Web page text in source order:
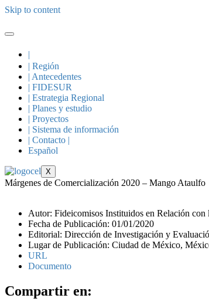
Skip to content
|
| Región
| Antecedentes
| FIDESUR
| Estrategia Regional
| Planes y estudio
| Proyectos
| Sistema de información
| Contacto |
Español
X
Márgenes de Comercialización 2020 – Mango Ataulfo
Autor: Fideicomisos Instituidos en Relación
Fecha de Publicación: 01/01/2020
Editorial: Dirección de Investigación y
Lugar de Publicación: Ciudad de México,
URL
Documento
Compartir en: